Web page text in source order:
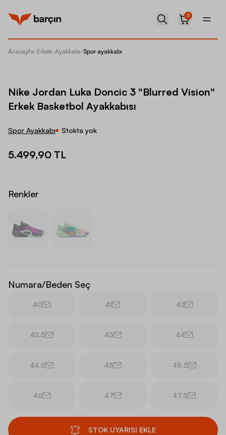
0
Anasayfa-Erkek-Ayakkabı-Spor ayakkabı
Nike Jordan Luka Doncic 3 "Blurred Vision"
Erkek Basketbol Ayakkabısı
Spor Ayakkabı Stokta yok
5.499,90 TL
Renkler
Numara/Beden Seç
40 41 42
42.5 43 44
44.5 45 45.5
46 47 47.5
STOK UYARISI EKLE